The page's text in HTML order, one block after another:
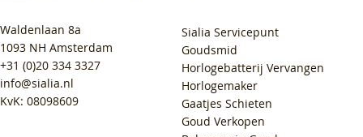
Waldenlaan 8a
1093 NH Amsterdam
+31 (0)20 334 3327
info@sialia.nl
KvK: 08098609
Sialia Servicepunt
Goudsmid
Horlogebatterij Vervangen
Horlogemaker
Gaatjes Schieten
Goud Verkopen